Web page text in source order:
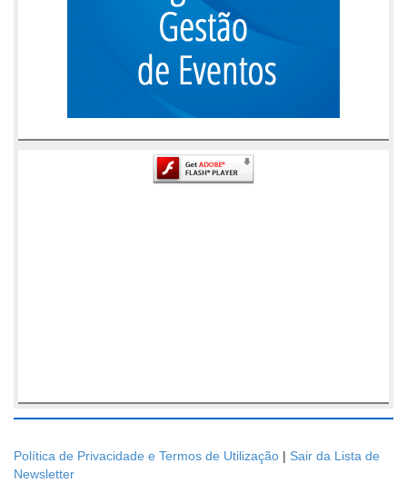
Política de Privacidade e Termos de Utilização | Sair da Lista de
Newsletter